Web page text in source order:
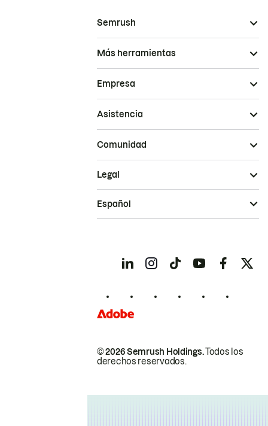
Semrush
Más herramientas
Empresa
Asistencia
Comunidad
© 2026 Semrush Holdings.Todos los
derechos reservados.
Legal
Español